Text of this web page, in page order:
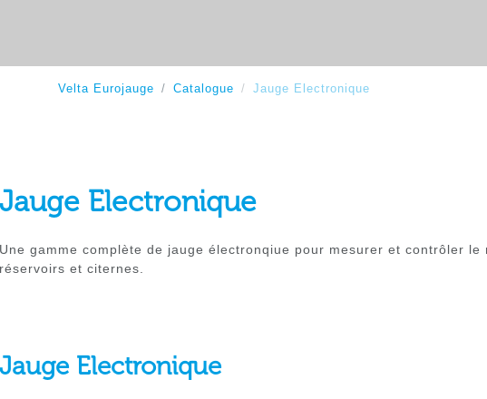
Velta Eurojauge Catalogue Jauge Electronique
Jauge Electronique
Une gamme complète de jauge électronqiue pour mesurer et contrôler
réservoirs et citernes.
Jauge Electronique